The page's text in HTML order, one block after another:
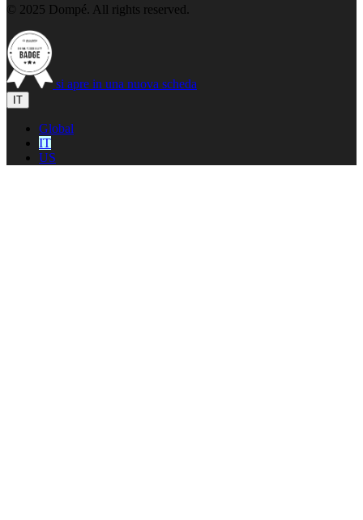
© 2025 Dompé. All rights reserved.
si apre in una nuova scheda
IT
Global
IT
US